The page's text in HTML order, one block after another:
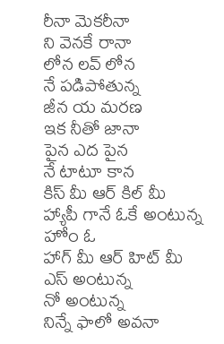
రీనా మెకరీనా
ని వెనకే రానా
లోన లవ్ లోన
నే పడిపోతున్న
జీన య మరణ
ఇక నీతో జానా
పైన ఎద పైన
నే టాటూ కాన
కిస్ మీ ఆర్ కిల్ మీ
హ్యాపీ గానే ఓకే అంటున్న
హోం ఓ
హాగ్ మీ ఆర్ హిట్ మీ
ఎస్ అంటున్న
నో అంటున్న
నిన్నే ఫాలో అవనా